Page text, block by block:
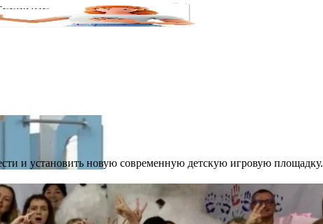
и установить новую современную детскую игровую площадку.